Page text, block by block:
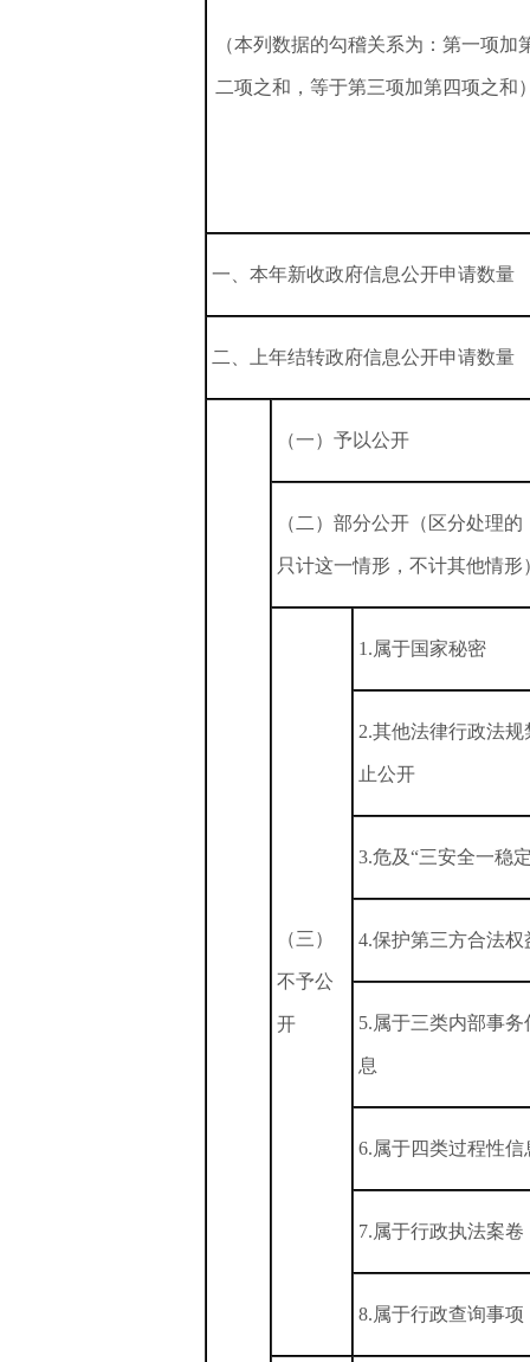
（本列数据的勾稽关系为：第一项加
二项之和，等于第三项加第四项之和
一、本年新收政府信息公开申请数量
二、上年结转政府信息公开申请数量
（一）予以公开
（二）部分公开（区分处理的
只计这一情形，不计其他情形
（三）
不予公
开
1.属于国家秘密
2.其他法律行政法规
止公开
3.危及“三安全一稳
4.保护第三方合法权
5.属于三类内部事务
息
6.属于四类过程性信
7.属于行政执法案卷
8.属于行政查询事项